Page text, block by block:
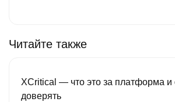
Читайте также
XCritical — что это за платформа и
доверять